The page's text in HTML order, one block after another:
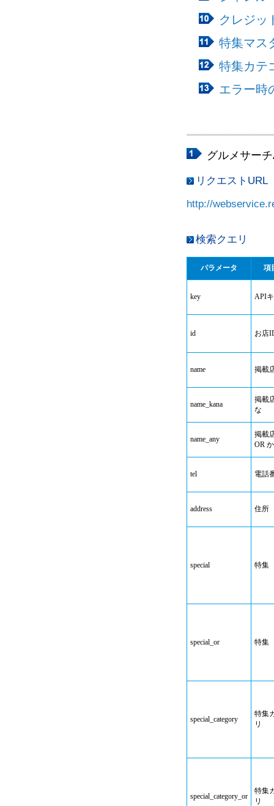
クレジッ
特集マス
特集カテ
エラー時
グルメサー
リクエストURL
http://
検索クエリ
パラメータ 項
key API
id お店
name 掲載
name_kana
掲載
な
name_any
掲載
OR
tel 電話
address 住所
special 特集
special_or 特集
special_category
特集
リ
special_category_or
特集
リ